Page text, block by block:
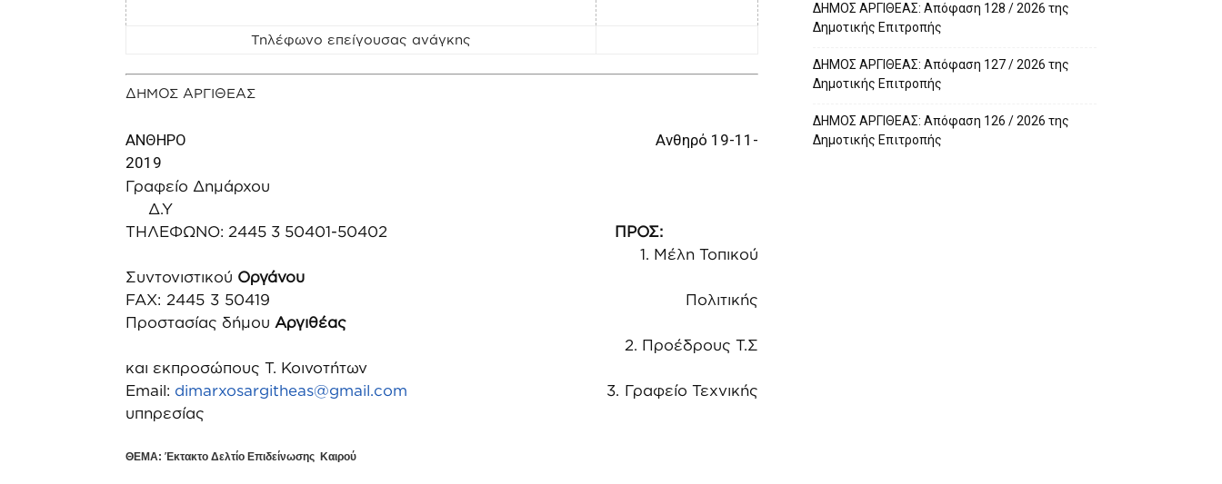
Τηλέφωνο επείγουσας ανάγκης
ΔΗΜΟΣ ΑΡΓΙΘΕΑΣ
ΑΝΘΗΡΟ Ανθηρό 19-11-
2019
Γραφείο Δημάρχου
Δ.Υ
ΤΗΛΕΦΩΝΟ: 2445 3 50401-50402 ΠΡΟΣ:
1. Mέλη Τοπικού
Συντονιστικού Οργάνου
FAX: 2445 3 50419
Πολιτικής
Προστασίας δήμου Αργιθέας
2. Προέδρους Τ.Σ
και εκπροσώπους Τ. Κοινοτήτων
Email: dimarxosargitheas@gmail.com 3. Γραφείο Τεχνικής
υπηρεσίας
ΘΕΜΑ: Έκτακτο Δελτίο Επιδείνωσης Καιρού
ΔΗΜΟΣ ΑΡΓΙΘΕΑΣ: Απόφαση 128 / 2026 της
Δημοτικής Επιτροπής
ΔΗΜΟΣ ΑΡΓΙΘΕΑΣ: Απόφαση 127 / 2026 της
Δημοτικής Επιτροπής
ΔΗΜΟΣ ΑΡΓΙΘΕΑΣ: Απόφαση 126 / 2026 της
Δημοτικής Επιτροπής